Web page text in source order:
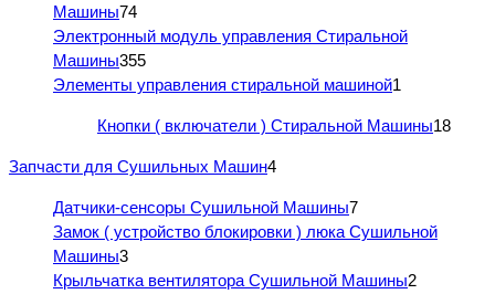
Машины74
Электронный модуль управления Стиральной
Машины355
Элементы управления стиральной машиной1
Кнопки ( включатели ) Стиральной Машины18
Запчасти для Сушильных Машин4
Датчики-сенсоры Сушильной Машины7
Замок ( устройство блокировки ) люка Сушильной
Машины3
Крыльчатка вентилятора Сушильной Машины2